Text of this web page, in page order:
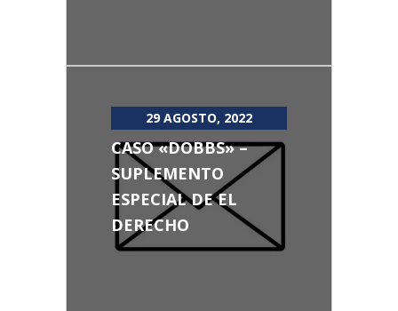
29 AGOSTO, 2022
CASO «DOBBS» –
SUPLEMENTO
ESPECIAL DE EL
DERECHO